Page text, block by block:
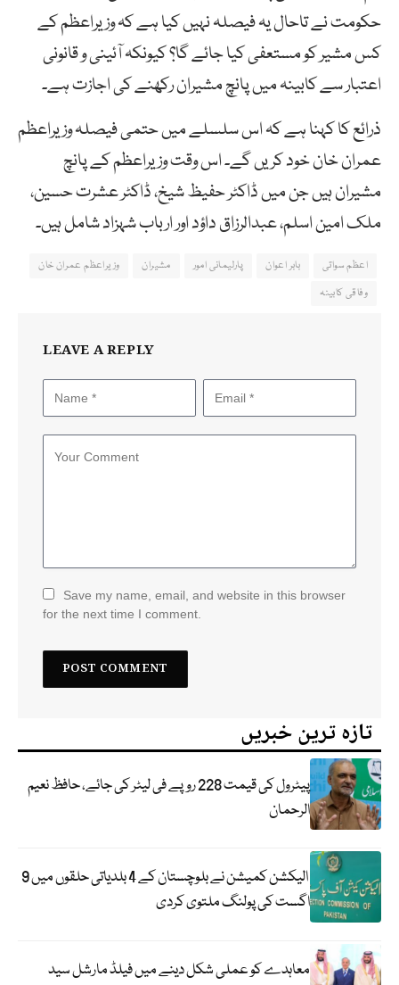
حکومت نے تاحال یہ فیصلہ نہیں کیا ہے کہ وزیراعظم کے
کس مشیر کو مستعفی کیا جائے گا؟ کیونکہ آئینی و قانونی
اعتبار سے کابینہ میں پانچ مشیران رکھنے کی اجازت ہے۔
ذرائع کا کہنا ہے کہ اس سلسلے میں حتمی فیصلہ وزیراعظم
عمران خان خود کریں گے۔ اس وقت وزیراعظم کے پانچ
مشیران ہیں جن میں ڈاکٹر حفیظ شیخ، ڈاکٹر عشرت حسین،
ملک امین اسلم، عبدالرزاق داؤد اور ارباب شہزاد شامل ہیں۔
اعظم سواتی بابر اعوان پارلیمانی امور مشیران
وزیراعظم عمران خان
وفاقی کابینہ
LEAVE A REPLY
Save my name, email, and website in this browser
for the next time I comment.
تازہ ترین خبریں
پیٹرول کی قیمت 228 روپے فی لیٹر کی جائے، حافظ نعیم
الرحمان
الیکشن کمیشن نے بلوچستان کے 4 بلدیاتی حلقوں میں 9
اگست کی پولنگ ملتوی کردی
معاہدے کو عملی شکل دینے میں فیلڈ مارشل سید